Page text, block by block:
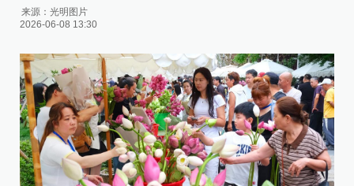
来源：光明图片
2026-06-08 13:30